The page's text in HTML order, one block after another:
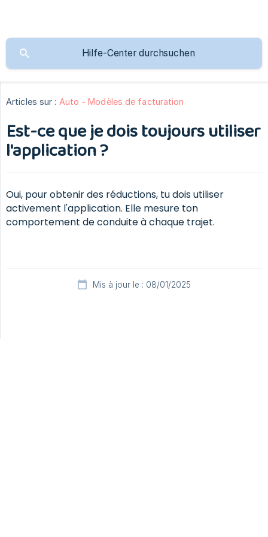
Articles sur : Auto - Modèles de facturation
Est-ce que je dois toujours utiliser
l'application ?
Oui, pour obtenir des réductions, tu dois utiliser
activement l'application. Elle mesure ton
comportement de conduite à chaque trajet.
Mis à jour le : 08/01/2025